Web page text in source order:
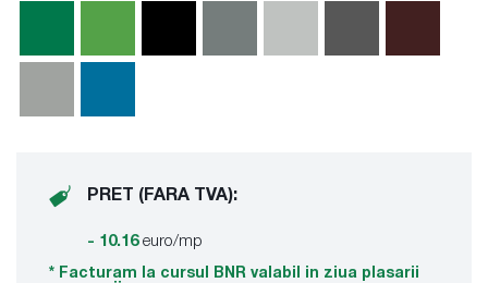
PRET (FARA TVA):
- 10.16 euro/mp
* Facturam la cursul BNR valabil in ziua plasarii